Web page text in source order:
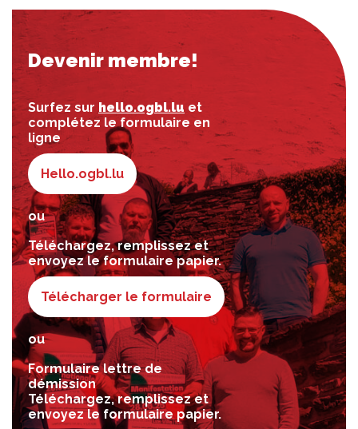
Devenir membre!
Surfez sur hello.ogbl.lu et
complétez le formulaire en
ligne
Hello.ogbl.lu
ou
Téléchargez, remplissez et
envoyez le formulaire papier.
Télécharger le formulaire
ou
Formulaire lettre de
démission
Téléchargez, remplissez et
envoyez le formulaire papier.